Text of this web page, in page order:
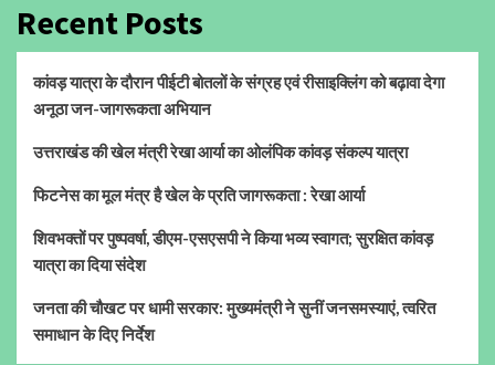
Recent Posts
कांवड़ यात्रा के दौरान पीईटी बोतलों के संग्रह एवं रीसाइक्लिंग को बढ़ावा देगा
अनूठा जन-जागरूकता अभियान
उत्तराखंड की खेल मंत्री रेखा आर्या का ओलंपिक कांवड़ संकल्प यात्रा
फिटनेस का मूल मंत्र है खेल के प्रति जागरूकता : रेखा आर्या
शिवभक्तों पर पुष्पवर्षा, डीएम-एसएसपी ने किया भव्य स्वागत; सुरक्षित कांवड़
यात्रा का दिया संदेश
जनता की चौखट पर धामी सरकार: मुख्यमंत्री ने सुनीं जनसमस्याएं, त्वरित
समाधान के दिए निर्देश